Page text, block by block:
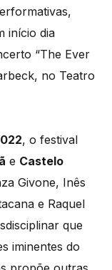
início dia
“The Ever
no Teatro
, o festival
e Castelo
Givone, Inês
e Raquel
que
iminentes do